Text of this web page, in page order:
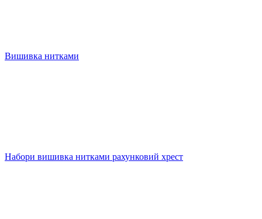
Вишивка нитками
Набори вишивка нитками рахунковий хрест